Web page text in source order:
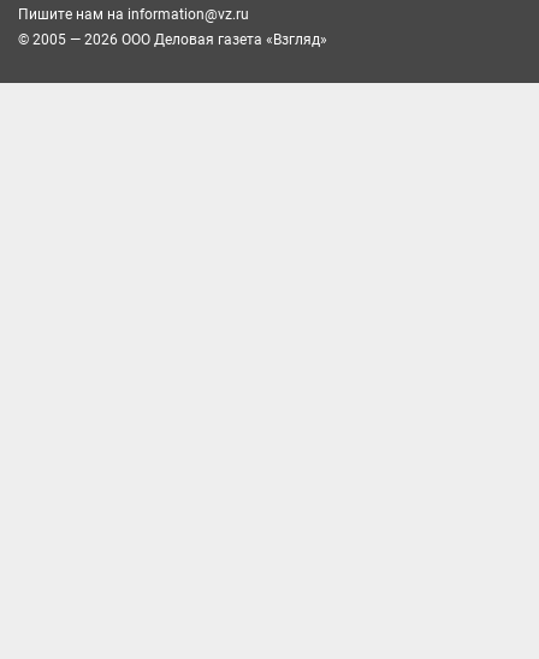
Пишите нам на information@vz.ru
© 2005 — 2026 ООО Деловая газета «Взгляд»